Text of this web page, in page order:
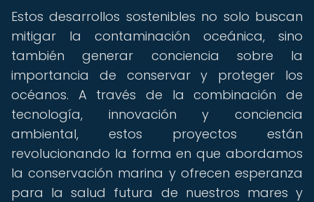
Estos desarrollos sostenibles no solo buscan
mitigar la contaminación oceánica, sino
también generar conciencia sobre la
importancia de conservar y proteger los
océanos. A través de la combinación de
tecnología, innovación y conciencia
ambiental, estos proyectos están
revolucionando la forma en que abordamos
la conservación marina y ofrecen esperanza
para la salud futura de nuestros mares y